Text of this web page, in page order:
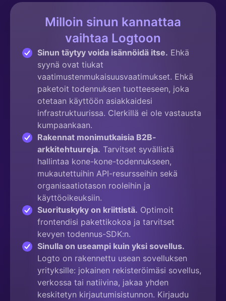
Milloin sinun kannattaa
vaihtaa Logtoon
Sinun täytyy voida isännöidä itse. Ehkä
syynä ovat tiukat
vaatimustenmukaisuusvaatimukset. Ehkä
paketoit todennuksen tuotteeseen, joka
otetaan käyttöön asiakkaidesi
infrastruktuurissa. Clerkillä ei ole vastausta
kumpaankaan.
Rakennat monimutkaisia B2B-
arkkitehtuureja. Tarvitset syvällistä
hallintaa kone-kone-todennukseen,
mukautettuihin API-resursseihin sekä
organisaatiotason rooleihin ja
käyttöoikeuksiin.
Suorituskyky on kriittistä. Optimoit
frontendisi pakettikokoa ja tarvitset
kevyen todennus-SDK:n.
Sinulla on useampi kuin yksi sovellus.
Logto on rakennettu usean sovelluksen
yrityksille: jokainen rekisteröimäsi sovellus,
verkossa tai natiivina, jakaa yhden
keskitetyn kirjautumisistunnon. Kirjaudu